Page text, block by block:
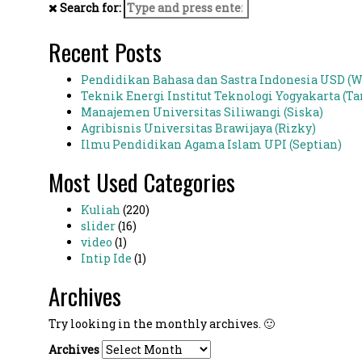
Search for:
Recent Posts
Pendidikan Bahasa dan Sastra Indonesia USD
Teknik Energi Institut Teknologi Yogyakarta
Manajemen Universitas Siliwangi (Siska)
Agribisnis Universitas Brawijaya (Rizky)
Ilmu Pendidikan Agama Islam UPI (Septian)
Most Used Categories
Kuliah (220)
slider(16)
video (1)
Intip Ide (1)
Archives
Try looking in the monthly archives. 🙂
Archives